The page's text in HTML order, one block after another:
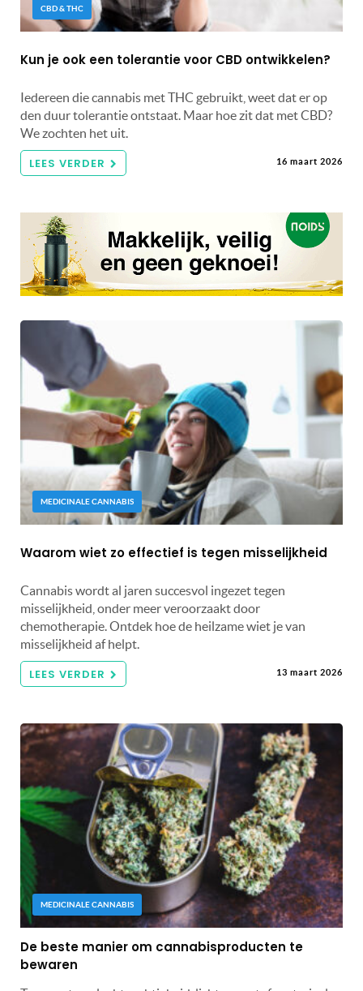
CBD & THC
Kun je ook een tolerantie voor CBD ontwikkelen?
Iedereen die cannabis met THC gebruikt, weet dat er op
den duur tolerantie ontstaat. Maar hoe zit dat met CBD?
We zochten het uit.
LEES VERDER 16 maart 2026
MEDICINALE CANNABIS
Waarom wiet zo effectief is tegen misselijkheid
Cannabis wordt al jaren succesvol ingezet tegen
misselijkheid, onder meer veroorzaakt door
chemotherapie. Ontdek hoe de heilzame wiet je van
misselijkheid af helpt.
LEES VERDER 13 maart 2026
MEDICINALE CANNABIS
De beste manier om cannabisproducten te
bewaren